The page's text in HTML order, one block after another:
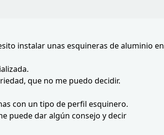
instalar unas esquineras de aluminio en
que no me puedo decidir.
con un tipo de perfil esquinero.
puede dar algún consejo y decir